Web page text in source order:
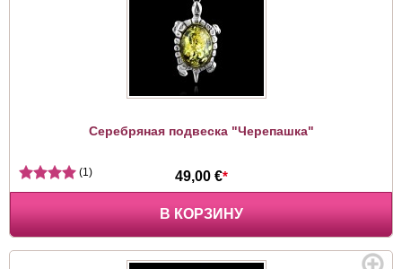
Серебряная подвеска "Черепашка"
49,00 €*
(1)
В КОРЗИНУ